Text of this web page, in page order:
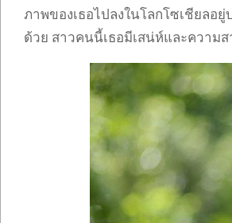
ภาพของเธอไปลงในโลกโซเชียลอ
ด้วย สาวคนนี้เธอมีเสน่ห์และความ